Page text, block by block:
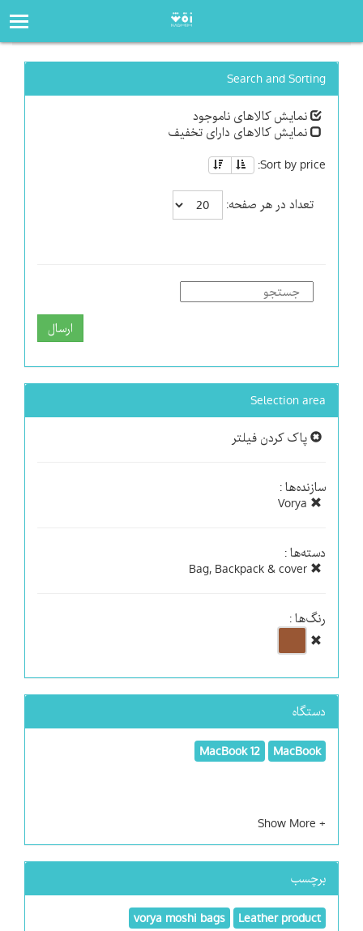
Search and Sorting
نمایش کالاهای ناموجود
نمایش کالاهای دارای تخفیف
Sort by price:
تعداد در هر صفحه:
ارسال
Selection area
پاک کردن فیلتر
سازنده‌ها :
دسته‌ها :
رنگ‌ها :
دستگاه
MacBook
MacBook 12
برچسب
Leather product
vorya moshi bags